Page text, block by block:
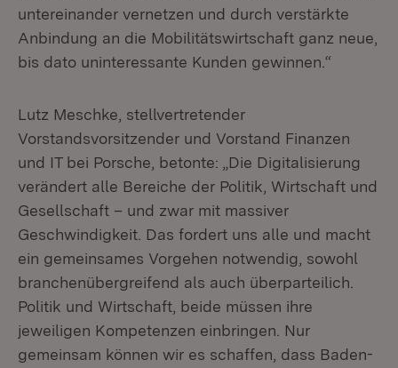
untereinander vernetzen und durch verstärkte
Anbindung an die Mobilitätswirtschaft ganz neue,
bis dato uninteressante Kunden gewinnen.“
Lutz Meschke, stellvertretender
Vorstandsvorsitzender und Vorstand Finanzen
und IT bei Porsche, betonte: „Die Digitalisierung
verändert alle Bereiche der Politik, Wirtschaft und
Gesellschaft – und zwar mit massiver
Geschwindigkeit. Das fordert uns alle und macht
ein gemeinsames Vorgehen notwendig, sowohl
branchenübergreifend als auch überparteilich.
Politik und Wirtschaft, beide müssen ihre
jeweiligen Kompetenzen einbringen. Nur
gemeinsam können wir es schaffen, dass Baden-